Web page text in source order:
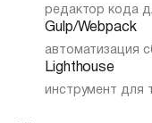
редактор кода
Gulp/Webpack
автоматизация
Lighthouse
инструмент для